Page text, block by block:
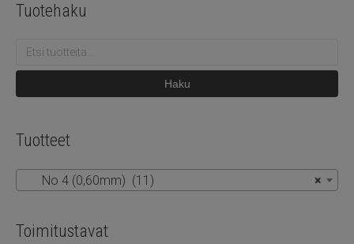
Tuotehaku
Etsi:
Haku
Tuotteet
×
No 4 (0,60mm) (11)
Toimitustavat